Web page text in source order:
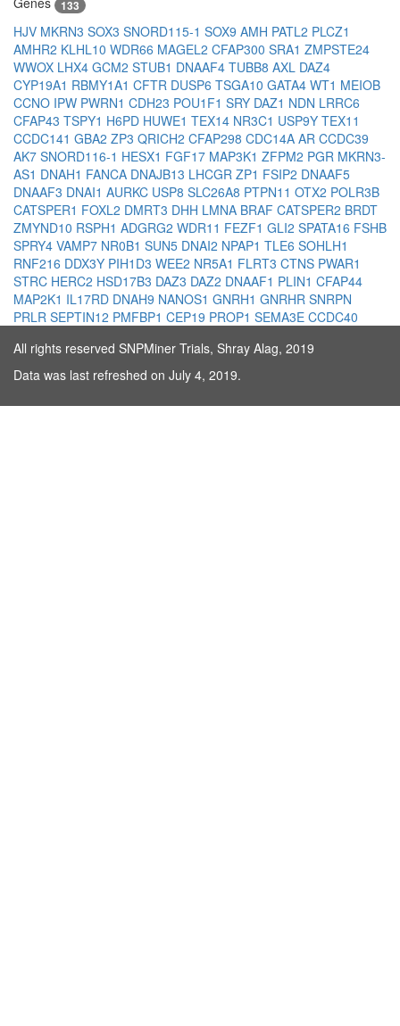
133
HJV MKRN3 SOX3 SNORD115-1 SOX9 AMH PATL2 PLCZ1
AMHR2 KLHL10 WDR66 MAGEL2 CFAP300 SRA1 ZMPSTE24
WWOX LHX4 GCM2 STUB1 DNAAF4 TUBB8 AXL DAZ4
CYP19A1 RBMY1A1 CFTR DUSP6 TSGA10 GATA4 WT1 MEIOB
CCNO IPW PWRN1 CDH23 POU1F1 SRY DAZ1 NDN LRRC6
CFAP43 TSPY1 H6PD HUWE1 TEX14 NR3C1 USP9Y TEX11
CCDC141 GBA2 ZP3 QRICH2 CFAP298 CDC14A AR CCDC39
AK7 SNORD116-1 HESX1 FGF17 MAP3K1 ZFPM2 PGR MKRN3-
AS1 DNAH1 FANCA DNAJB13 LHCGR ZP1 FSIP2 DNAAF5
DNAAF3 DNAI1 AURKC USP8 SLC26A8 PTPN11 OTX2 POLR3B
CATSPER1 FOXL2 DMRT3 DHH LMNA BRAF CATSPER2 BRDT
ZMYND10 RSPH1 ADGRG2 WDR11 FEZF1 GLI2 SPATA16 FSHB
SPRY4 VAMP7 NR0B1 SUN5 DNAI2 NPAP1 TLE6 SOHLH1
RNF216 DDX3Y PIH1D3 WEE2 NR5A1 FLRT3 CTNS PWAR1
STRC HERC2 HSD17B3 DAZ3 DAZ2 DNAAF1 PLIN1 CFAP44
MAP2K1 IL17RD DNAH9 NANOS1 GNRH1 GNRHR SNRPN
PRLR SEPTIN12 PMFBP1 CEP19 PROP1 SEMA3E CCDC40
All rights reserved SNPMiner Trials, Shray Alag, 2019
Data was last refreshed on July 4, 2019.